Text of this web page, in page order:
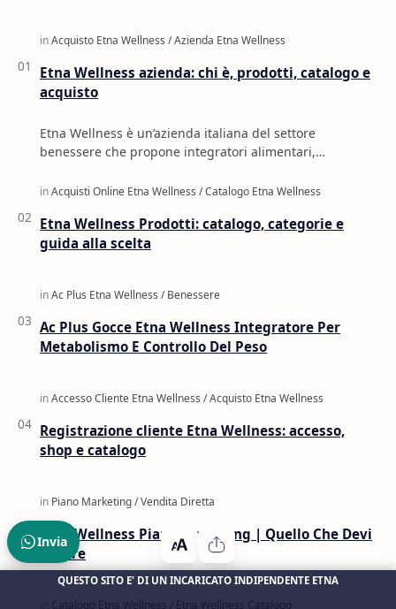
Etna Wellness azienda: chi è, prodotti, catalogo e
acquisto
Etna Wellness è un’azienda italiana del settore
benessere che propone integratori alimentari,
Etna Wellness Prodotti: catalogo, categorie e
guida alla scelta
Ac Plus Gocce Etna Wellness Integratore Per
Metabolismo E Controllo Del Peso
Registrazione cliente Etna Wellness: accesso,
shop e catalogo
Etna Wellness Piano Marketing | Quello Che Devi
Sapere
Invia
QUESTO SITO E' DI UN INCARICATO INDIPENDENTE ETNA